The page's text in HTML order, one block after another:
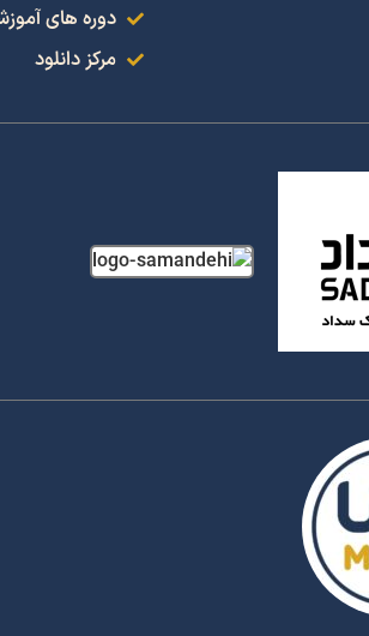
دوره های
مرکز دانلود